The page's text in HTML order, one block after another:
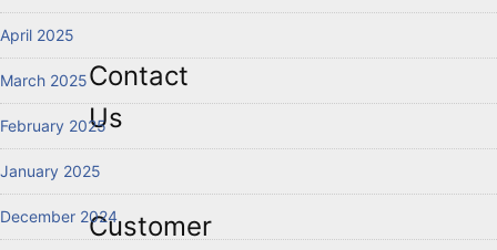
Contact
Us
Customer
April 2025
March 2025
February 2025
January 2025
December 2024